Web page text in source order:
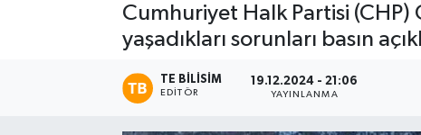
Cumhuriyet Halk Partisi (CHP)
yaşadıkları sorunları basın
TE BILISIM
EDITÖR
19.12.2024 - 21:06
YAYINLANMA